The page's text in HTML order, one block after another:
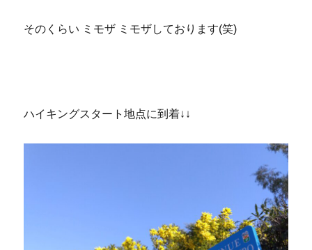
そのくらい ミモザ ミモザしております(笑)
ハイキングスタート地点に到着↓↓